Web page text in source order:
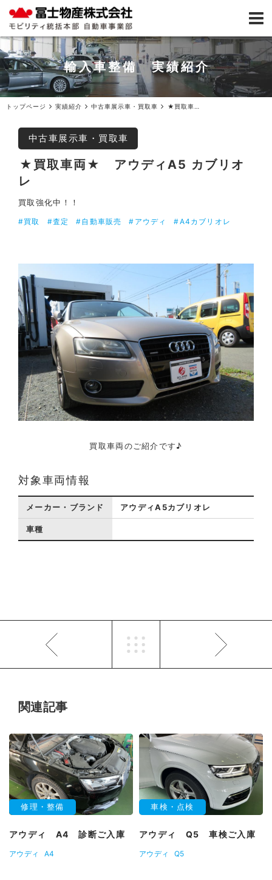
輸入車整備 実績紹介
トップページ 実績紹介 中古車展示車・買取車
中古車展示車・買取車
★買取車両★ アウディA5 カブリオ
レ
買取強化中！！
#買取 #査定 #自動車販売 #アウディ #A4カブリオレ
買取車両のご紹介です♪
対象車両情報
メーカー・ブランド アウディA5カブリオレ
車種
関連記事
修理・整備
アウディ A4 診断ご入庫
アウディ A4
車検・点検
アウディ Q5 車検ご入庫
アウディ Q5